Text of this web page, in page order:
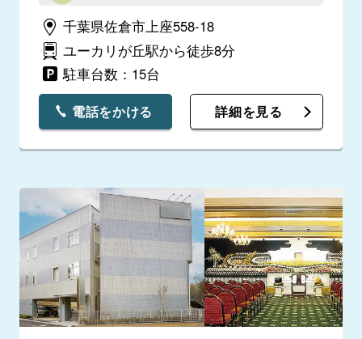
千葉県佐倉市上座558-18
ユーカリが丘駅から徒歩8分
駐車台数：15台
電話をかける 詳細を見る